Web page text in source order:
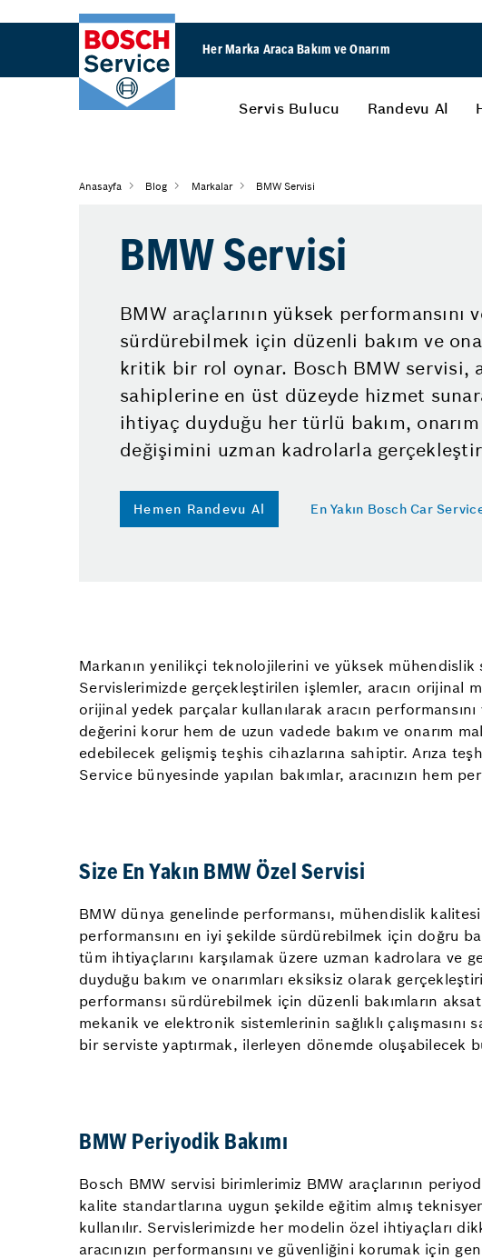
Her Marka Araca Bakım ve Onarım
Servis Bulucu Randevu Al
Anasayfa Blog Markalar BMW Servisi
BMW Servisi
BMW araçlarının yüksek performansını
sürdürebilmek için düzenli bakım ve
kritik bir rol oynar. Bosch BMW servisi,
sahiplerine en üst düzeyde hizmet
ihtiyaç duyduğu her türlü bakım,
değişimini uzman kadrolarla
Hemen Randevu Al En Yakın Bosch Car
Markanın yenilikçi teknolojilerini ve yüksek
Servislerimizde gerçekleştirilen işlemler, aracın orijinal
orijinal yedek parçalar kullanılarak aracın
değerini korur hem de uzun vadede bakım ve onarım
edebilecek gelişmiş teşhis cihazlarına sahiptir. Arıza
Service bünyesinde yapılan bakımlar, aracınızın hem
Size En Yakın BMW Özel Servisi
BMW dünya genelinde performansı, mühendislik
performansını en iyi şekilde sürdürebilmek için doğru
tüm ihtiyaçlarını karşılamak üzere uzman kadrolara ve
duyduğu bakım ve onarımları eksiksiz olarak
performansı sürdürebilmek için düzenli bakımların
mekanik ve elektronik sistemlerinin sağlıklı
bir serviste yaptırmak, ilerleyen dönemde oluşabilecek
BMW Periyodik Bakımı
Bosch BMW servisi birimlerimiz BMW araçlarının
kalite standartlarına uygun şekilde eğitim almış
kullanılır. Servislerimizde her modelin özel ihtiyaçları
aracınızın performansını ve güvenliğini korumak için